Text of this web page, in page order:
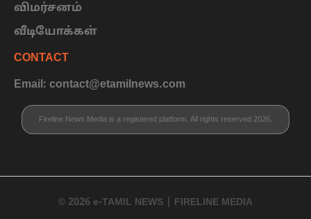
விமர்சனம்
வீடியோக்கள்
CONTACT
Email: contact@etamilnews.com
Fireline News Media is a registered platform. All rights reserved 2026.
© 2026 e-TAMIL NEWS | FIRELINE MEDIA